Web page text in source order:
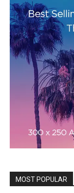
MOST POPULAR